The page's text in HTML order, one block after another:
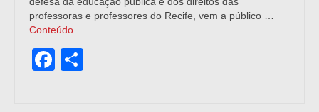
professoras e professores do Recife, vem a público …
Conteúdo
Facebook